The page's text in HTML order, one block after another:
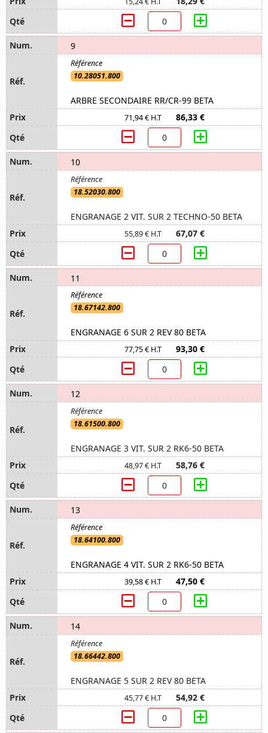
9
10.28051.800
ARBRE SECONDAIRE RR/CR-99 BETA
71,94 € H.T 86,33 €
10
18.52030.800
ENGRANAGE 2 VIT. SUR 2 TECHNO-50 BETA
55,89 € H.T 67,07 €
11
18.67142.800
ENGRANAGE 6 SUR 2 REV 80 BETA
77,75 € H.T 93,30 €
12
18.61500.800
ENGRANAGE 3 VIT. SUR 2 RK6-50 BETA
48,97 € H.T 58,76 €
13
18.64100.800
ENGRANAGE 4 VIT. SUR 2 RK6-50 BETA
39,58 € H.T 47,50 €
14
18.66442.800
ENGRANAGE 5 SUR 2 REV 80 BETA
45,77 € H.T 54,92 €